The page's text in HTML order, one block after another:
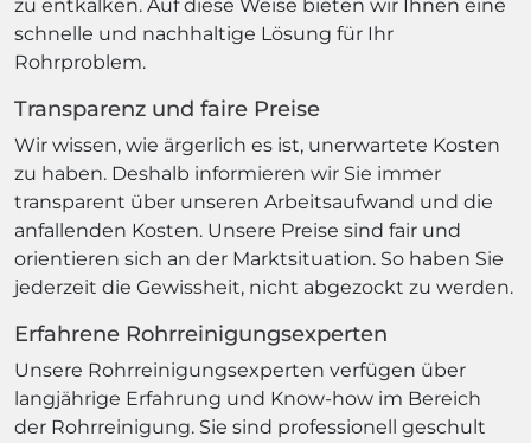
zu entkalken. Auf diese Weise bieten wir Ihnen eine
schnelle und nachhaltige Lösung für Ihr
Rohrproblem.
Transparenz und faire Preise
Wir wissen, wie ärgerlich es ist, unerwartete Kosten
zu haben. Deshalb informieren wir Sie immer
transparent über unseren Arbeitsaufwand und die
anfallenden Kosten. Unsere Preise sind fair und
orientieren sich an der Marktsituation. So haben Sie
jederzeit die Gewissheit, nicht abgezockt zu werden.
Erfahrene Rohrreinigungsexperten
Unsere Rohrreinigungsexperten verfügen über
langjährige Erfahrung und Know-how im Bereich
der Rohrreinigung. Sie sind professionell geschult